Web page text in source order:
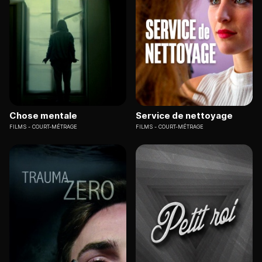
Chose mentale
FILMS COURT-MÉTRAGE
Service de nettoyage
FILMS COURT-MÉTRAGE